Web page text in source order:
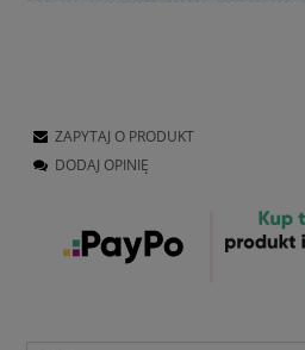
ZAPYTAJ O PRODUKT
DODAJ OPINIĘ